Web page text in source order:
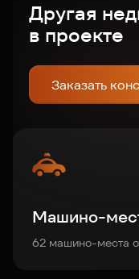
Другая
в проекте
Заказать
Машино-
62 машино-места